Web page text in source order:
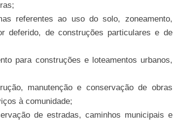
referentes ao uso do solo, zoneamento,
deferido, de construções particulares e de
para construções e loteamentos urbanos,
manutenção e conservação de obras
à comunidade;
de estradas, caminhos municipais e